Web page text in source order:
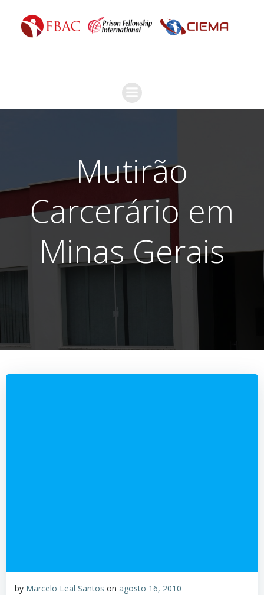
Mutirão
Carcerário em
Minas Gerais
by Marcelo Leal Santos on agosto 16, 2010